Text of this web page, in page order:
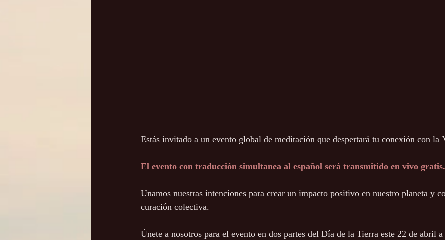
Estás invitado a un evento global de meditación que despertará tu conexión con la
El evento con traducción simultanea al español será transmitido en vivo gratis.
Unamos nuestras intenciones para crear un impacto positivo en nuestro planeta y
curación colectiva.
Únete a nosotros para el evento en dos partes del Día de la Tierra este 22 de abril